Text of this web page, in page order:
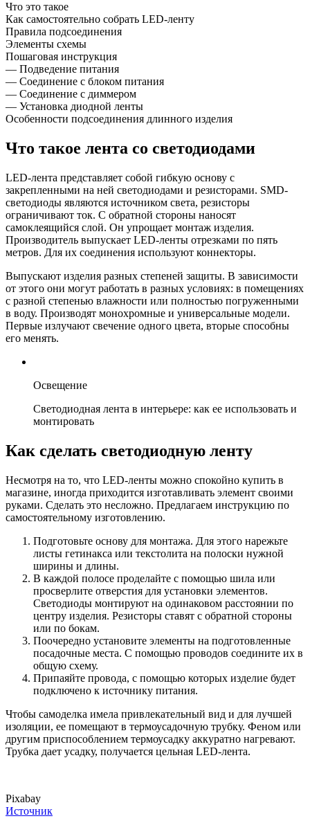
Что это такое
Как самостоятельно собрать LED-ленту
Правила подсоединения
Элементы схемы
Пошаговая инструкция
— Подведение питания
— Соединение с блоком питания
— Соединение с диммером
— Установка диодной ленты
Особенности подсоединения длинного изделия
Что такое лента со светодиодами
LED-лента представляет собой гибкую основу с
закрепленными на ней светодиодами и резисторами. SMD-
светодиоды являются источником света, резисторы
ограничивают ток. С обратной стороны наносят
самоклеящийся слой. Он упрощает монтаж изделия.
Производитель выпускает LED-ленты отрезками по пять
метров. Для их соединения используют коннекторы.
Выпускают изделия разных степеней защиты. В зависимости
от этого они могут работать в разных условиях: в помещениях
с разной степенью влажности или полностью погруженными
в воду. Производят монохромные и универсальные модели.
Первые излучают свечение одного цвета, вторые способны
его менять.
Освещение
Светодиодная лента в интерьере: как ее использовать и
монтировать
Как сделать светодиодную ленту
Несмотря на то, что LED-ленты можно спокойно купить в
магазине, иногда приходится изготавливать элемент своими
руками. Сделать это несложно. Предлагаем инструкцию по
самостоятельному изготовлению.
Подготовьте основу для монтажа. Для этого нарежьте
листы гетинакса или текстолита на полоски нужной
ширины и длины.
В каждой полосе проделайте с помощью шила или
просверлите отверстия для установки элементов.
Светодиоды монтируют на одинаковом расстоянии по
центру изделия. Резисторы ставят с обратной стороны
или по бокам.
Поочередно установите элементы на подготовленные
посадочные места. С помощью проводов соедините их в
общую схему.
Припаяйте провода, с помощью которых изделие будет
подключено к источнику питания.
Чтобы самоделка имела привлекательный вид и для лучшей
изоляции, ее помещают в термоусадочную трубку. Феном или
другим приспособлением термоусадку аккуратно нагревают.
Трубка дает усадку, получается цельная LED-лента.
Pixabay
Источник